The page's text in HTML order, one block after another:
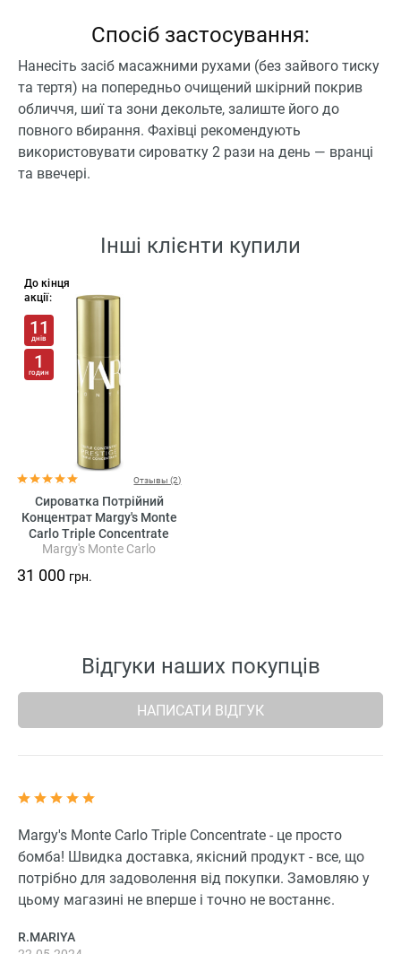
Спосіб застосування:
Нанесіть засіб масажними рухами (без зайвого тиску
та тертя) на попередньо очищений шкірний покрив
обличчя, шиї та зони декольте, залиште його до
повного вбирання. Фахівці рекомендують
використовувати сироватку 2 рази на день — вранці
та ввечері.
Інші клієнти купили
До кінця
акції:
11
днів
1
годин
Отзывы (2)
Сироватка Потрійний
Концентрат Margy's Monte
Carlo Triple Concentrate
Margy's Monte Carlo
31 000 грн.
Відгуки наших покупців
НАПИСАТИ ВІДГУК
Margy's Monte Carlo Triple Concentrate - це просто
бомба! Швидка доставка, якісний продукт - все, що
потрібно для задоволення від покупки. Замовляю у
цьому магазині не вперше і точно не востаннє.
R.MARIYA